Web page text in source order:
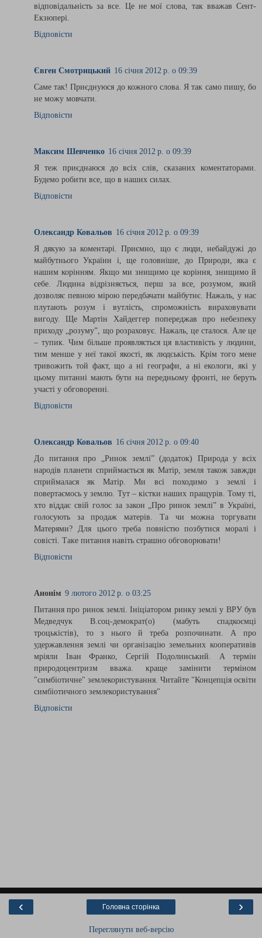
відповідальність за все. Це не мої слова, так вважав Сент-
Екзюпері.
Відповісти
Євген Смотрицький 16 січня 2012 р. о 09:39
Саме так! Приєднуюся до кожного слова. Я так само пишу, бо
не можу мовчати.
Відповісти
Максим Шевченко 16 січня 2012 р. о 09:39
Я теж приєднаюся до всіх слів, сказаних коментаторами.
Будемо робити все, що в наших силах.
Відповісти
Олександр Ковальов 16 січня 2012 р. о 09:39
Я дякую за коментарі. Приємно, що є люди, небайдужі до
майбутнього України і, ще головніше, до Природи, яка є
нашим корінням. Якщо ми знищимо це коріння, знищимо й
себе. Людина відрізняється, перш за все, розумом, який
дозволяє певною мірою передбачати майбутнє. Нажаль, у нас
плутають розум і вутлість, спроможність вираховувати
вигоду. Ще Мартін Хайдеггер попереджав про небезпеку
приходу „розуму”, що розраховує. Нажаль, це сталося. Але це
– тупик. Чим більше проявляється ця властивість у людини,
тим менше у неї такої якості, як людськість. Крім того мене
тривожить той факт, що а ні географи, а ні екологи, які у
цьому питанні мають бути на передньому фронті, не беруть
участі у обговоренні.
Відповісти
Олександр Ковальов 16 січня 2012 р. о 09:40
До питання про „Ринок землі” (додаток) Природа у всіх
народів планети сприймається як Матір, земля також завжди
сприймалася як Матір. Ми всі походимо з землі і
повертаємось у землю. Тут – кістки наших пращурів. Тому ті,
хто віддає свій голос за закон „Про ринок землі” в Україні,
голосують за продаж матерів. Та чи можна торгувати
Матерями? Для цього треба повністю позбутися моралі і
совісті. Таке питання навіть страшно обговорювати!
Відповісти
Анонім 9 лютого 2012 р. о 03:25
Питання про ринок землі. Ініціатором ринку землі у ВРУ був
Медведчук В.соц-демократ(о) (мабуть спадкоємці
троцькістів), то з нього й треба розпочинати. А про
удержавлення землі чи організацію земельних кооперативів
мріяли Іван Франко, Сергій Подолинський. А термін
природоцентризм вважа. краще замінити терміном
"симбіотичне" землекористування. Читайте "Концепція освіти
симбіотичного землекористування"
Відповісти
‹ ›
Головна сторінка
Переглянути веб-версію